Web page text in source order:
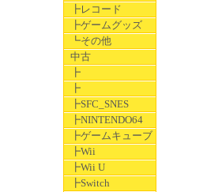
┣レコード
┣ゲームグッズ
┗その他
中古
┣
┣
┣SFC_SNES
┣NINTENDO64
┣ゲームキューブ
┣Wii
┣Wii U
┣Switch